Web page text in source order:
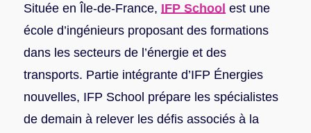
Située en Île-de-France, IFP School est une
école d’ingénieurs proposant des formations
dans les secteurs de l’énergie et des
transports. Partie intégrante d’IFP Énergies
nouvelles, IFP School prépare les spécialistes
de demain à relever les défis associés à la